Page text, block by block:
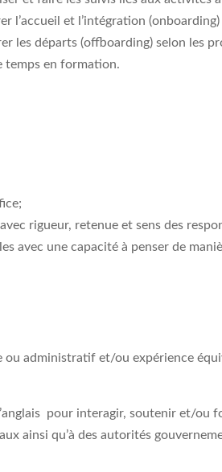
l’accueil et l’intégration
les départs (offboarding) selon les
temps en formation.
rigueur, retenue et sens des
avec une capacité à penser de
ou administratif et/ou expérience
pour interagir, soutenir et/ou
ainsi qu’à des autorités